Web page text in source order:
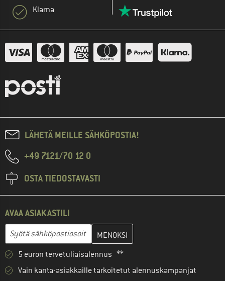
Klarna
LÄHETÄ MEILLE SÄHKÖPOSTIA!
+49 7121/70 12 0
OSTA TIEDOSTAVASTI
AVAA ASIAKASTILI
Sähköpostiosoite
Anna sähköpostiosoitteesi ja luo seuraavassa vaiheessa
5 euron tervetuliaisalennus **
Vain kanta-asiakkaille tarkoitetut alennuskampanjat